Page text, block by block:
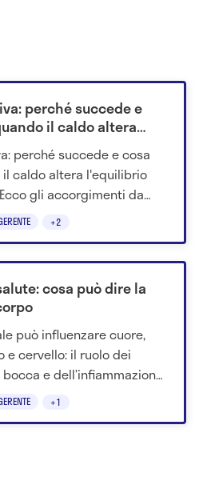
+2
perché succede e
il caldo altera
perché succede e cosa
caldo altera l'equilibrio
gli accorgimenti da
complicazioni.
+1
cosa può dire la
può influenzare cuore,
e cervello: il ruolo dei
e dell’infiammazione